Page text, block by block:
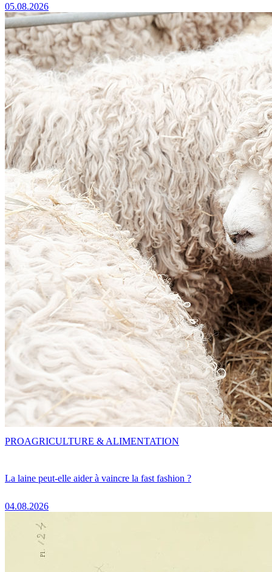
05.08.2026
La laine peut-elle aider à vaincre la fast fashion ?
04.08.2026
PROAGRICULTURE & ALIMENTATION